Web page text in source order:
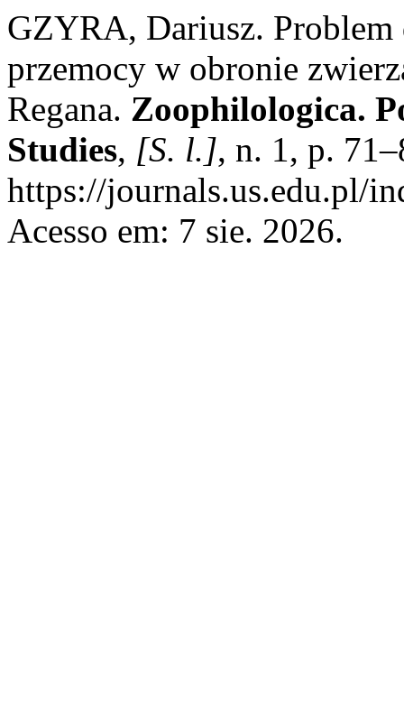
GZYRA, Dariusz. Problem
przemocy w obronie
Regana. Zoophilologica.
Studies, [S. l.], n. 1, p.
https://journals.us.edu.pl/
Acesso em: 7 sie. 2026.